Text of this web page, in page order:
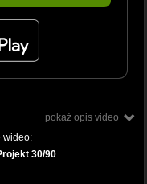
pokaż opis video
wideo:
30/90